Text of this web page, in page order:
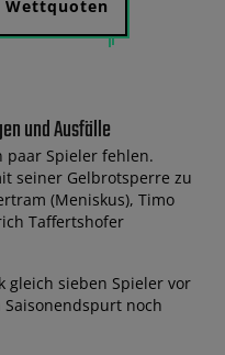
Wettquoten
und Ausfälle
paar Spieler fehlen.
seiner Gelbrotsperre zu
(Meniskus), Timo
Taffertshofer
gleich sieben Spieler vor
noch